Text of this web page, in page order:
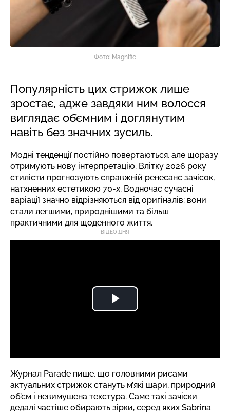
Фото: Magnific
Популярність цих стрижок лише
зростає, адже завдяки ним волосся
виглядає об’ємним і доглянутим
навіть без значних зусиль.
Модні тенденції постійно повертаються, але щоразу
отримують нову інтерпретацію. Влітку 2026 року
стилісти прогнозують справжній ренесанс зачісок,
натхненних естетикою 70-х. Водночас сучасні
варіації значно відрізняються від оригіналів: вони
стали легшими, природнішими та більш
практичними для щоденного життя.
ВІДЕО ДНЯ
Журнал Parade пише, що головними рисами
актуальних стрижок стануть м’які шари, природний
об’єм і невимушена текстура. Саме такі зачіски
дедалі частіше обирають зірки, серед яких Sabrina